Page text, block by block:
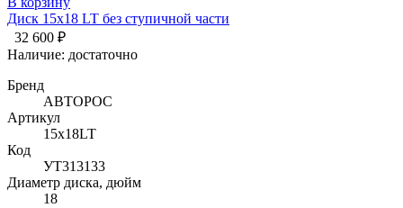
Диск 15х18 LT без ступичной части
32 600 ₽
Наличие: достаточно
Бренд
АВТОРОС
Артикул
15х18LT
Код
УТ313133
Диаметр диска, дюйм
18